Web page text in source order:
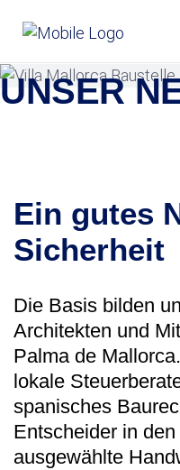
UNSER
Ein gutes
Sicherheit
Die Basis bilden
Architekten und
Palma de
lokale
spanisches
Entscheider in
ausgewählte